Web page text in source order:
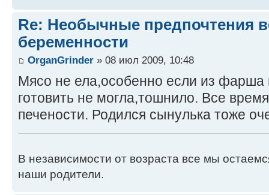
Re: Необычные предпочтения
беременности
OrganGrinder » 08 июл 2009, 10:48
Мясо не ела,особенно если из фарша
готовить не могла,тошнило. Все
печености. Родился сынулька тоже
В независимости от возраста все мы
наши родители.